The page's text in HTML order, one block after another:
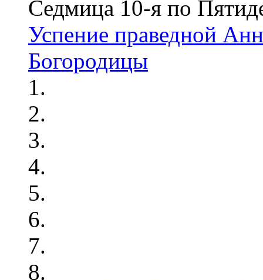
Седмица 10-я по
Успение праведной
Богородицы